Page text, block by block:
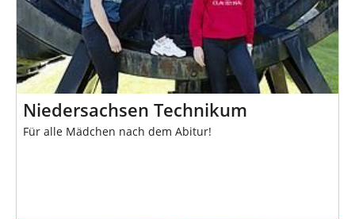
Niedersachsen Technikum
Für alle Mädchen nach dem Abitur!